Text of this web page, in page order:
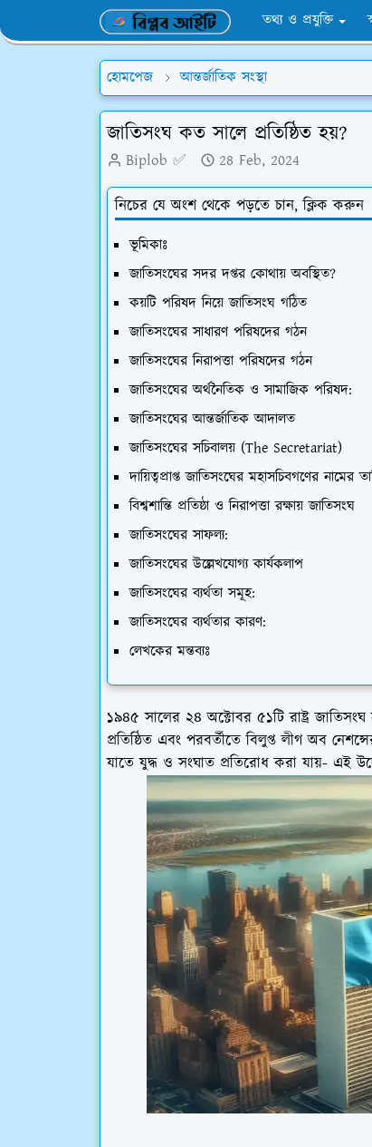
তথ্য ও প্রযুক্তি
হোমপেজ আন্তর্জাতিক সংস্থা
জাতিসংঘ কত সালে প্রতিষ্ঠিত হয়?
Biplob ✅ 28 Feb, 2024
নিচের যে অংশ থেকে পড়তে চান, ক্লিক করুন
ভূমিকাঃ
জাতিসংঘের সদর দপ্তর কোথায় অবস্থিত?
কয়টি পরিষদ নিয়ে জাতিসংঘ গঠিত
জাতিসংঘের সাধারণ পরিষদের গঠন
জাতিসংঘের নিরাপত্তা পরিষদের গঠন
জাতিসংঘের অর্থনৈতিক ও সামাজিক পরিষদ:
জাতিসংঘের আন্তর্জাতিক আদালত
জাতিসংঘের সচিবালয় (The Secretariat)
দায়িত্বপ্রাপ্ত জাতিসংঘের মহাসচিবগণের নামের
বিশ্বশান্তি প্রতিষ্ঠা ও নিরাপত্তা রক্ষায় জাতিসংঘ
জাতিসংঘের সাফল্য:
জাতিসংঘের উল্লেখযোগ্য কার্যকলাপ
জাতিসংঘের ব্যর্থতা সমূহ:
জাতিসংঘের ব্যর্থতার কারণ:
লেখকের মন্তব্যঃ
১৯৪৫ সালের ২৪ অক্টোবর ৫১টি রাষ্ট্র
প্রতিষ্ঠিত এবং পরবর্তীতে বিলুপ্ত লীগ অব
যাতে যুদ্ধ ও সংঘাত প্রতিরোধ করা যায়- এই